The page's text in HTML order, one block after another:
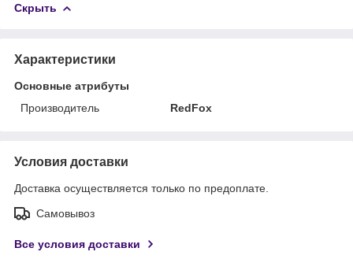
Скрыть
Характеристики
Основные атрибуты
Производитель
RedFox
Условия доставки
Доставка осуществляется только по предоплате.
Самовывоз
Все условия доставки